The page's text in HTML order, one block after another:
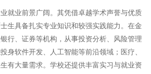
就业前景广阔。其凭借卓越学术声誉与优质
生具备扎实专业知识和较强实践能力。在金
行、证券等机构，从事投资分析、风险管理
身软件开发、人工智能等前沿领域；医疗、
有大量需求。学校还提供丰富实习与就业资